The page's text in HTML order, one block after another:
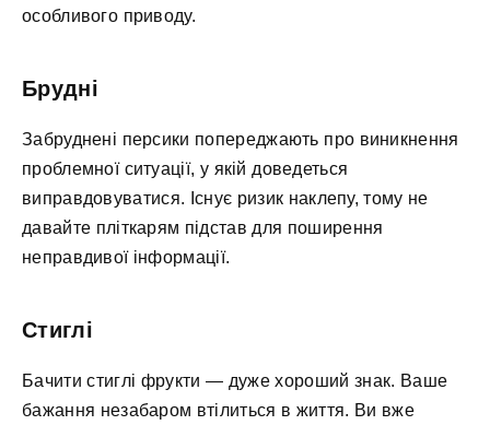
особливого приводу.
Брудні
Забруднені персики попереджають про виникнення
проблемної ситуації, у якій доведеться
виправдовуватися. Існує ризик наклепу, тому не
давайте пліткарям підстав для поширення
неправдивої інформації.
Стиглі
Бачити стиглі фрукти — дуже хороший знак. Ваше
бажання незабаром втілиться в життя. Ви вже